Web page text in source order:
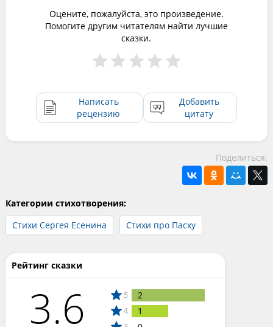
Оцените, пожалуйста, это произведение.
Помогите другим читателям найти лучшие
сказки.
Написать
рецензию
Добавить
цитату
Поделиться:
Категории стихотворения:
Стихи Сергея Есенина
Стихи про Пасху
Рейтинг сказки
3.6 5 2
4 1